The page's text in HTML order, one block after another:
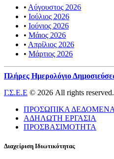
• Αύγουστος 2026
• Ιούλιος 2026
• Ιούνιος 2026
• Μάιος 2026
• Απρίλιος 2026
• Μάρτιος 2026
Πλήρες Ημερολόγιο
Γ.Σ.Ε.Ε © 2026 All rights reserved.
ΠΡΟΣΩΠΙΚΑ ΔΕΔΟΜΕΝΑ
ΑΔΗΛΩΤΗ ΕΡΓΑΣΙΑ
ΠΡΟΣΒΑΣΙΜΟΤΗΤΑ
Διαχείριση Ιδιωτικότητας